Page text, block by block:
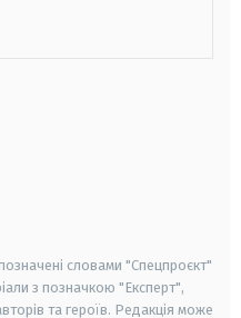
словами "Спецпроєкт"
з позначкою "Експерт",
та героїв. Редакція може